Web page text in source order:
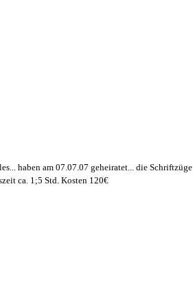
haben am 07.07.07 geheiratet... die
ca. 1;5 Std. Kosten 120€